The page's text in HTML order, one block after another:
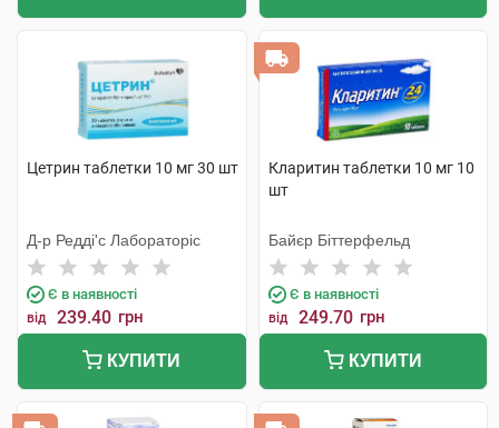
Цетрин таблетки 10 мг 30 шт
Д-р Редді'с Лабораторіс
Є в наявності
від 239.40 грн
КУПИТИ
Кларитин таблетки 10 мг 10
шт
Байєр Біттерфельд
Є в наявності
від 249.70 грн
КУПИТИ